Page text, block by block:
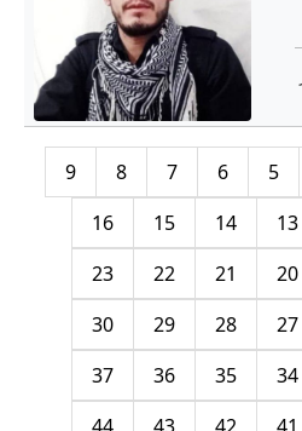
5
6
7
8
9
13
14
15
16
20
21
22
23
27
28
29
30
34
35
36
37